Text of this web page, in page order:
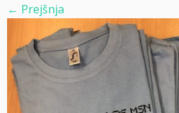
← Prejšnja